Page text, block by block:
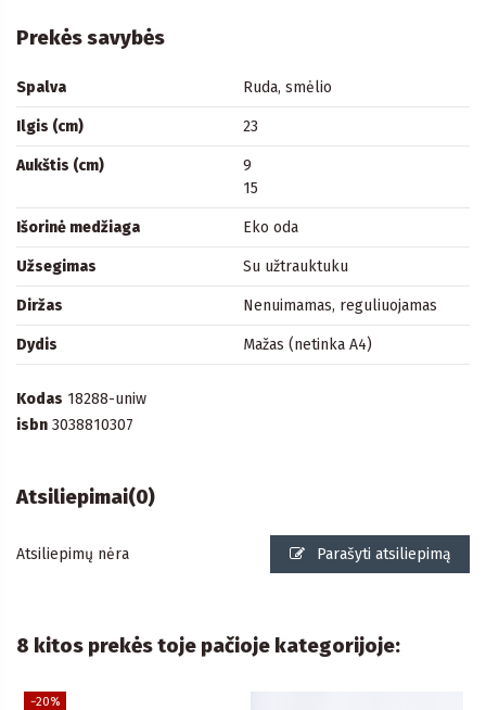
Prekės savybės
Spalva Ruda, smėlio
Ilgis (cm) 23
Aukštis (cm)
9
15
Išorinė medžiaga Eko oda
Užsegimas Su užtrauktuku
Diržas Nenuimamas, reguliuojamas
Dydis Mažas (netinka A4)
Kodas 18288-uniw
isbn 3038810307
Atsiliepimai(0)
Atsiliepimų nėra Parašyti atsiliepimą
8 kitos prekės toje pačioje kategorijoje:
−20%